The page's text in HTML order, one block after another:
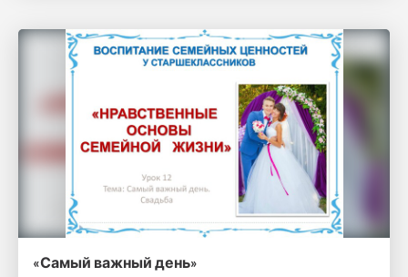
«Самый важный день»